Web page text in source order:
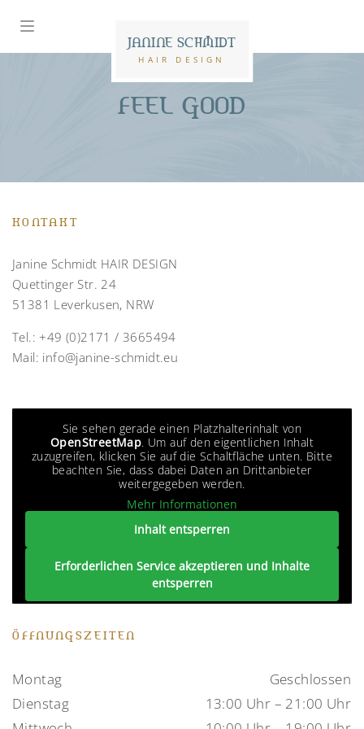
JANINE SCHMIDT
HAIR DESIGN
FEEL GOOD
KONTAKT
Janine Schmidt HAIR DESIGN
Quettinger Str. 24
51381 Leverkusen, NRW
Tel.:+49 (0)2171 / 3665494
Mail: info@janine-schmidt.eu
Sie sehen gerade einen Platzhalterinhalt von
OpenStreetMap. Um auf den eigentlichen Inhalt
zuzugreifen, klicken Sie auf die Schaltfläche unten. Bitte
beachten Sie, dass dabei Daten an Drittanbieter
weitergegeben werden.
Mehr Informationen
Inhalt entsperren
Erforderlichen Service akzeptieren und Inhalte
entsperren
ÖFFNUNGSZEITEN
Montag
Geschlossen
Dienstag
13:00 Uhr – 21:00 Uhr